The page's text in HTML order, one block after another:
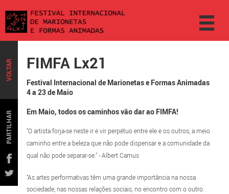
VOLTAR
PARTILHAR
FIMFA Lx21
Festival Internacional de Marionetas e Formas Animadas
4 a 23 de Maio
Em Maio, todos os caminhos vão dar ao FIMFA!
"O artista forja-se neste ir e vir perpétuo entre ele e os outros, a meio
caminho entre a beleza que não pode dispensar e a comunidade da
qual não pode separar-se." - Albert Camus
"As artes performativas têm uma grande importância na nossa
sociedade, nas nossas relações sociais, no encontro com o outro.